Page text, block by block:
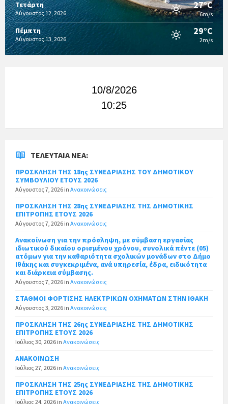
Τετάρτη
Αύγουστος 12, 2026
27°C
6m/s
Πέμπτη
Αύγουστος 13, 2026
29°C
2m/s
10/8/2026
10:25
ΤΕΛΕΥΤΑΊΑ ΝΈΑ:
ΠΡΟΣΚΛΗΣΗ ΤΗΣ 18ης ΣΥΝΕΔΡΙΑΣΗΣ ΤΟΥ ΔΗΜΟΤΙΚΟΥ
ΣΥΜΒΟΥΛΙΟΥ ΕΤΟΥΣ 2026
Αύγουστος 7, 2026 in Ανακοινώσεις
ΠΡΟΣΚΛΗΣΗ ΤΗΣ 28ης ΣΥΝΕΔΡΙΑΣΗΣ ΤΗΣ ΔΗΜΟΤΙΚΗΣ
ΕΠΙΤΡΟΠΗΣ ΕΤΟΥΣ 2026
Αύγουστος 7, 2026 in Ανακοινώσεις
Ανακοίνωση για την πρόσληψη, με σύμβαση εργασίας
ιδιωτικού δικαίου ορισμένου χρόνου, συνολικά πέντε (05)
ατόμων για την καθαριότητα σχολικών μονάδων στο Δήμο
Ιθάκης και συγκεκριμένα, ανά υπηρεσία, έδρα, ειδικότητα
και διάρκεια σύμβασης.
Αύγουστος 7, 2026 in Ανακοινώσεις
ΣΤΑΘΜΟΙ ΦΟΡΤΙΣΗΣ ΗΛΕΚΤΡΙΚΩΝ ΟΧΗΜΑΤΩΝ ΣΤΗΝ ΙΘΑΚΗ
Αύγουστος 3, 2026 in Ανακοινώσεις
ΠΡΟΣΚΛΗΣΗ ΤΗΣ 26ης ΣΥΝΕΔΡΙΑΣΗΣ ΤΗΣ ΔΗΜΟΤΙΚΗΣ
ΕΠΙΤΡΟΠΗΣ ΕΤΟΥΣ 2026
Ιούλιος 30, 2026 in Ανακοινώσεις
ΑΝΑΚΟΙΝΩΣΗ
Ιούλιος 27, 2026 in Ανακοινώσεις
ΠΡΟΣΚΛΗΣΗ ΤΗΣ 25ης ΣΥΝΕΔΡΙΑΣΗΣ ΤΗΣ ΔΗΜΟΤΙΚΗΣ
ΕΠΙΤΡΟΠΗΣ ΕΤΟΥΣ 2026
Ιούλιος 24, 2026 in Ανακοινώσεις